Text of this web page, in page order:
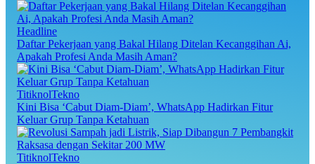
Headline
Daftar Pekerjaan yang Bakal Hilang Ditelan Kecanggihan Ai,
Apakah Profesi Anda Masih Aman?
TitiknolTekno
Kini Bisa ‘Cabut Diam-Diam’, WhatsApp Hadirkan Fitur
Keluar Grup Tanpa Ketahuan
TitiknolTekno